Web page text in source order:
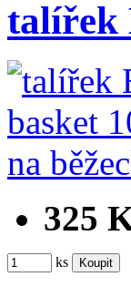
talířek
325
ks